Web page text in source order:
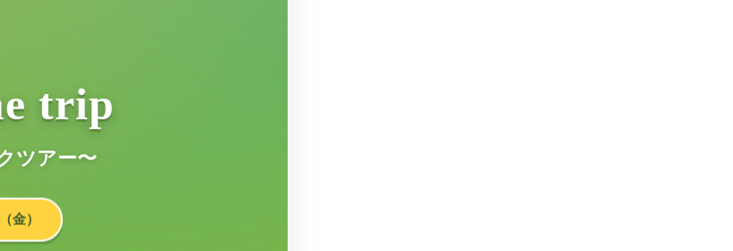
trip
ツアー〜
金）